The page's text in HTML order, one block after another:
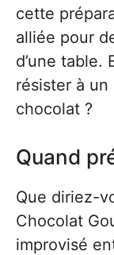
cette
alliée pour
d’une table.
résister à un
chocolat ?
Quand
Que diriez-
Chocolat
improvisé